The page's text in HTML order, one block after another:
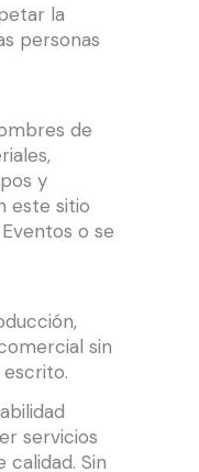
la
personas
de
y
este sitio
o se
sin
servicios
calidad. Sin